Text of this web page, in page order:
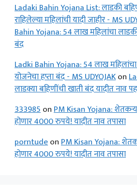
Ladaki Bahin Yojana List: लाडकी
राहिलेल्या महिलांची यादी जाहीर - MS
Bahin Yojana: 54 लाख महिलांचा
बंद
Ladki Bahin Yojana: 54 लाख
योजनेचा हप्ता बंद - MS UDYOJAKon
लाडक्या बहिणींची खाती बंद यादीत नाव
333985onPM Kisan Yojana:
होणार 4000 रुपये! यादीत नाव तपासा
porntudeonPM Kisan Yojana:
होणार 4000 रुपये! यादीत नाव तपासा